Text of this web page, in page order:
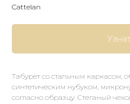
Cattelan
Табурет со стальным каркасом,
синтетическим нубуком,
согласно образцу. Стеганый